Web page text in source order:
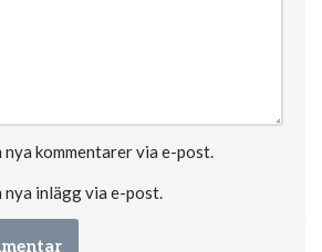
nya kommentarer via e-post.
nya inlägg via e-post.